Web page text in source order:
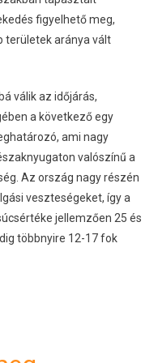
figyelhető meg,
területek aránya vált
válik az időjárás,
a következő egy
ami nagy
valószínű a
Az ország nagy részén
veszteségeket, így a
jellemzően 25 és
többnyire 12-17 fok